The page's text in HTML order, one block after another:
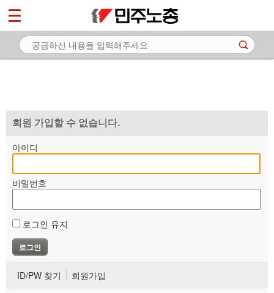
회원 가입할 수 없습니다.
아이디
비밀번호
로그인 유지
ID/PW 찾기 회원가입
마이페이지
소개
자료
부설기관